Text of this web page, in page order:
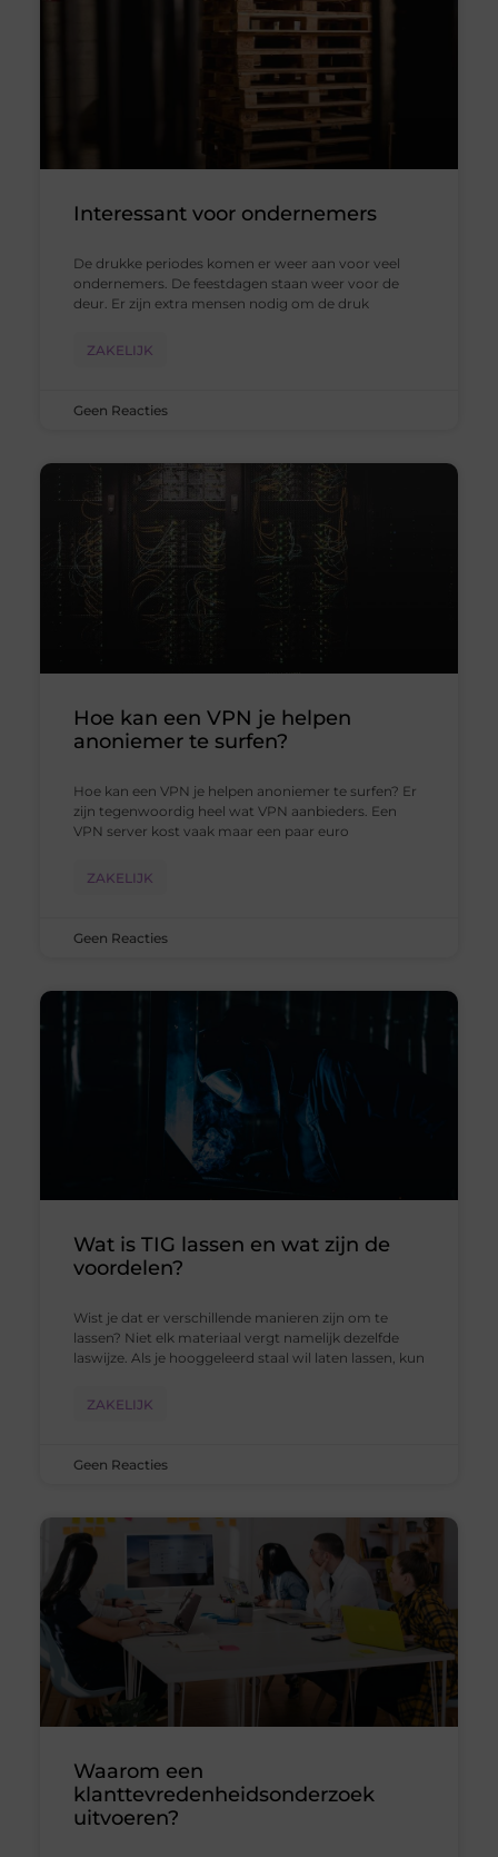
Interessant voor ondernemers
De drukke periodes komen er weer aan voor veel
ondernemers. De feestdagen staan weer voor de
deur. Er zijn extra mensen nodig om de druk
ZAKELIJK
Geen Reacties
Hoe kan een VPN je helpen
anoniemer te surfen?
Hoe kan een VPN je helpen anoniemer te surfen? Er
zijn tegenwoordig heel wat VPN aanbieders. Een
VPN server kost vaak maar een paar euro
ZAKELIJK
Geen Reacties
Wat is TIG lassen en wat zijn de
voordelen?
Wist je dat er verschillende manieren zijn om te
lassen? Niet elk materiaal vergt namelijk dezelfde
laswijze. Als je hooggeleerd staal wil laten lassen, kun
ZAKELIJK
Geen Reacties
Waarom een
klanttevredenheidsonderzoek
uitvoeren?